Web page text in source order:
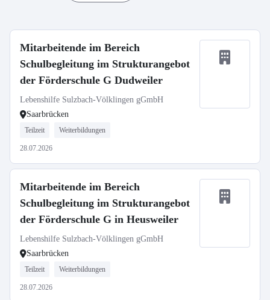
Mitarbeitende im Bereich
Schulbegleitung im Strukturangebot
der Förderschule G Dudweiler
Lebenshilfe Sulzbach-Völklingen gGmbH
Saarbrücken
Teilzeit Weiterbildungen
28.07.2026
Mitarbeitende im Bereich
Schulbegleitung im Strukturangebot
der Förderschule G in Heusweiler
Lebenshilfe Sulzbach-Völklingen gGmbH
Saarbrücken
Teilzeit Weiterbildungen
28.07.2026